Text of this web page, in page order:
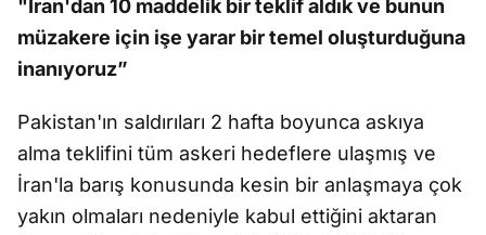
"İran'dan 10 maddelik bir teklif aldık ve bunun
müzakere için işe yarar bir temel oluşturduğuna
inanıyoruz”
Pakistan'ın saldırıları 2 hafta boyunca askıya
alma teklifini tüm askeri hedeflere ulaşmış ve
İran'la barış konusunda kesin bir anlaşmaya çok
yakın olmaları nedeniyle kabul ettiğini aktaran